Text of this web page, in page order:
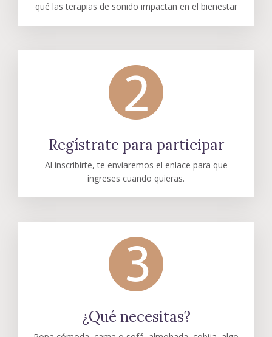
qué las terapias de sonido impactan en el bienestar
Regístrate para participar
Al inscribirte, te enviaremos el enlace para que
ingreses cuando quieras.
¿Qué necesitas?